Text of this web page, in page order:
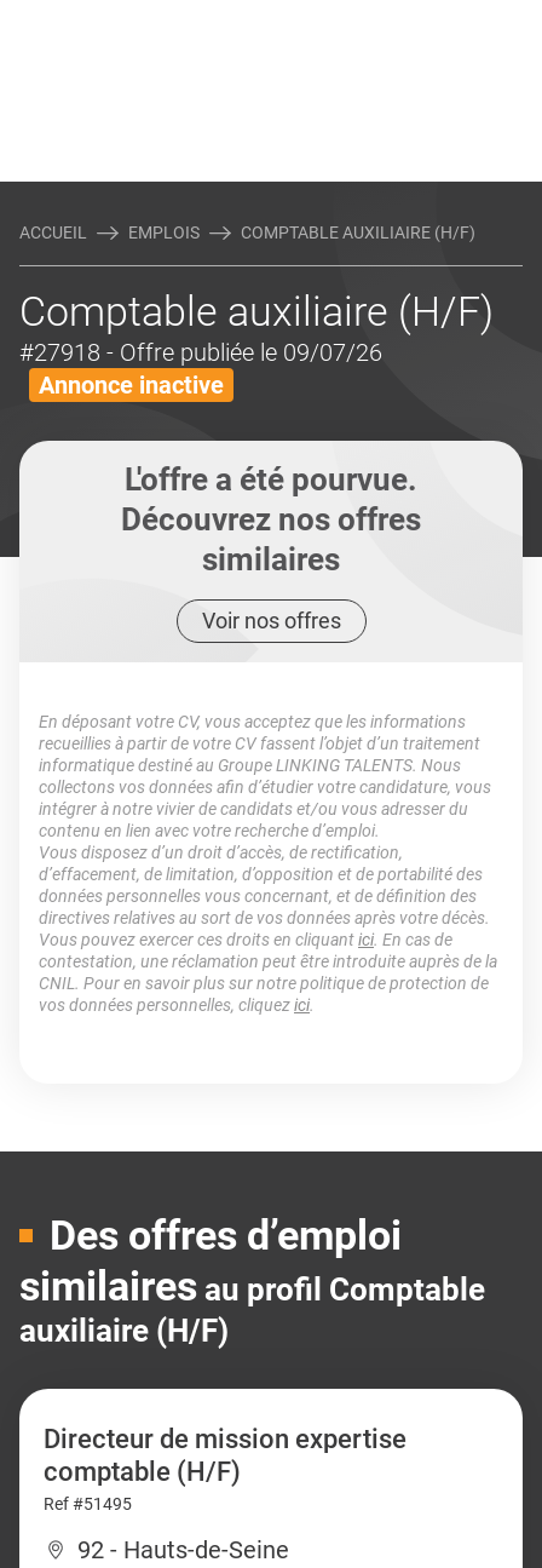
ACCUEIL EMPLOIS COMPTABLE AUXILIAIRE (H/F)
Comptable auxiliaire (H/F)
#27918 - Offre publiée le 09/07/26
Annonce inactive
L'offre a été pourvue.
Découvrez nos offres
similaires
Voir nos offres
En déposant votre CV, vous acceptez que les informations
recueillies à partir de votre CV fassent l’objet d’un traitement
informatique destiné au Groupe LINKING TALENTS. Nous
collectons vos données afin d’étudier votre candidature, vous
intégrer à notre vivier de candidats et/ou vous adresser du
contenu en lien avec votre recherche d’emploi.
Vous disposez d’un droit d’accès, de rectification,
d’effacement, de limitation, d’opposition et de portabilité des
données personnelles vous concernant, et de définition des
directives relatives au sort de vos données après votre décès.
Vous pouvez exercer ces droits en cliquantici. En cas de
contestation, une réclamation peut être introduite auprès de la
CNIL. Pour en savoir plus sur notre politique de protection de
vos données personnelles, cliquezici.
Des offres d’emploi
similaires au profil Comptable
auxiliaire (H/F)
Directeur de mission expertise
comptable (H/F)
Ref #51495
92 - Hauts-de-Seine